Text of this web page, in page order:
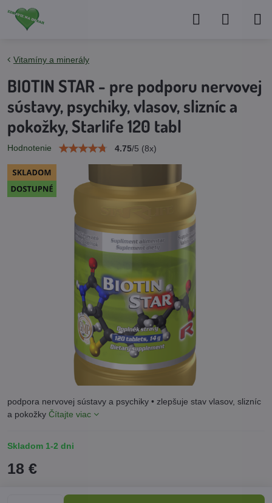
Vitamíny a minerály
BIOTIN STAR - pre podporu nervovej
sústavy, psychiky, vlasov, slizníc a
pokožky, Starlife 120 tabl
Hodnotenie 4.75/5 (8x)
podpora nervovej sústavy a psychiky • zlepšuje stav vlasov, slizníc
a pokožky Čítajte viac
Skladom 1-2 dni
18 €